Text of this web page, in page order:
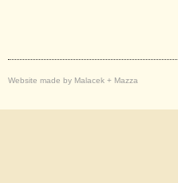
Website made by Malacek + Mazza